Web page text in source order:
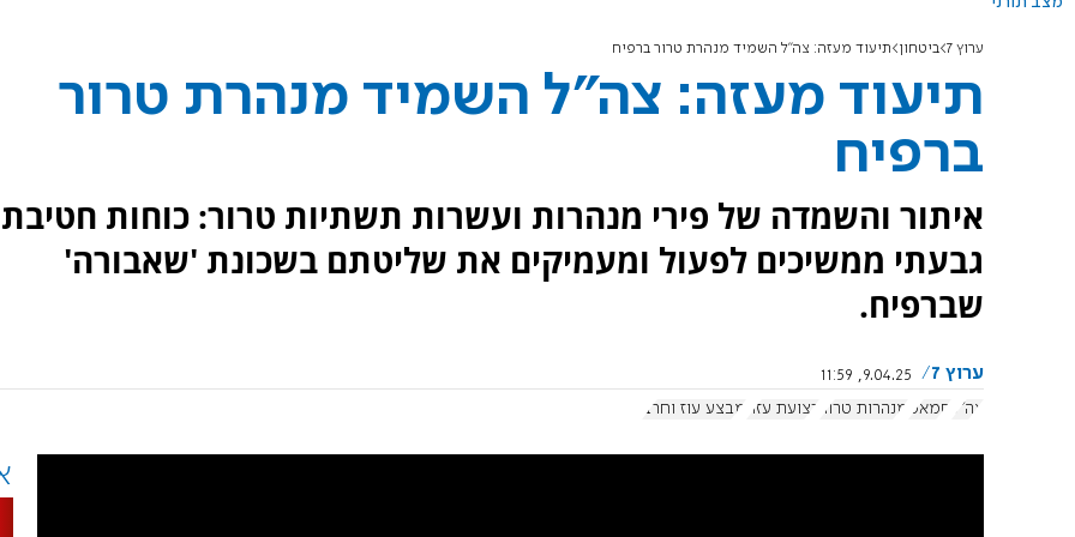
ערוץ 7 ביטחון תיעוד מעזה: צה"ל השמיד מנהרת טרור ברפיח
תיעוד מעזה: צה"ל השמיד מנהרת טרור
ברפיח
איתור והשמדה של פירי מנהרות ועשרות תשתיות טרור: כוחות חטיבת
גבעתי ממשיכים לפעול ומעמיקים את שליטתם בשכונת 'שאבורה'
שברפיח.
ערוץ 7
9.04.25, 11:59
צה"ל
חמאס מנהרות טרור רצועת עזה מבצע עוז וחרב